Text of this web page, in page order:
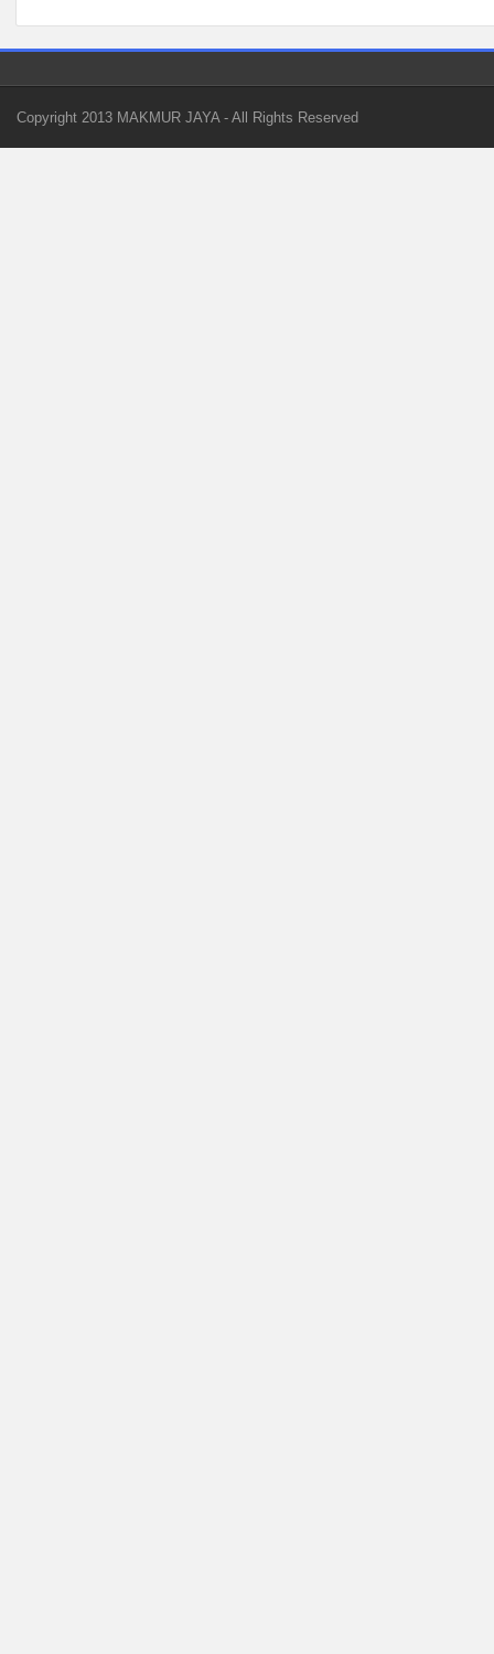
Copyright 2013 MAKMUR JAYA- All Rights Reserved